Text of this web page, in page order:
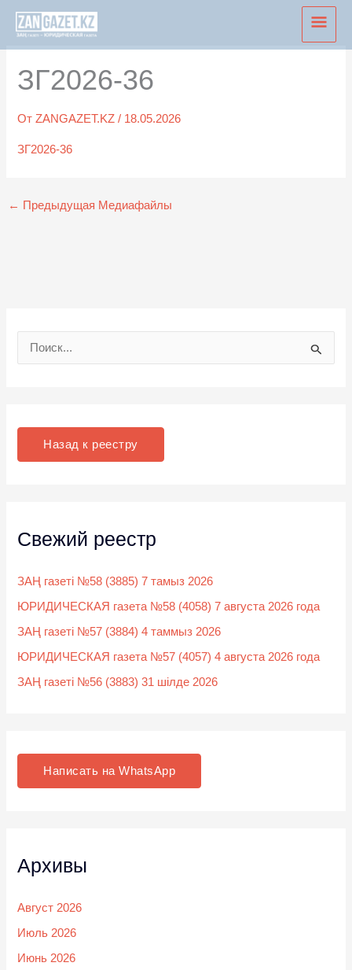
Перейти
содержимому
ЗГ2026-36
ОтZANGAZET.KZ/ 18.05.2026
ЗГ2026-36
← Предыдущая Медиафайлы
Назад к реестру
Свежий реестр
ЗАҢ газеті №58 (3885) 7 тамыз 2026
ЮРИДИЧЕСКАЯ газета №58 (4058) 7 августа 2026 года
ЗАҢ газеті №57 (3884) 4 таммыз 2026
ЮРИДИЧЕСКАЯ газета №57 (4057) 4 августа 2026 года
ЗАҢ газеті №56 (3883) 31 шілде 2026
Написать на WhatsApp
Архивы
Август 2026
Июль 2026
Июнь 2026